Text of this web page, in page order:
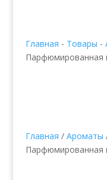
Главная - Товары -
Парфюмированная
Главная / Ароматы
Парфюмированная